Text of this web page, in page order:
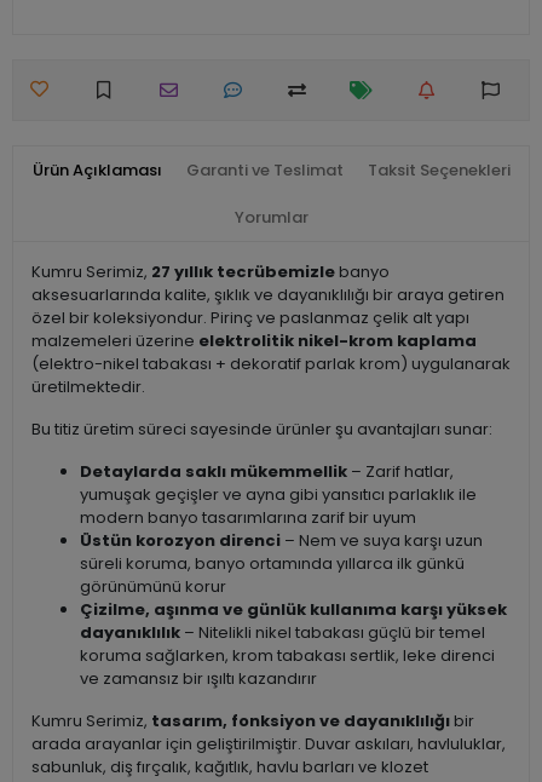
Ürün Açıklaması Garanti ve Teslimat Taksit Seçenekleri
Yorumlar
Kumru Serimiz, 27 yıllık tecrübemizle banyo
aksesuarlarında kalite, şıklık ve dayanıklılığı bir araya getiren
özel bir koleksiyondur. Pirinç ve paslanmaz çelik alt yapı
malzemeleri üzerine elektrolitik nikel-krom kaplama
(elektro-nikel tabakası + dekoratif parlak krom) uygulanarak
üretilmektedir.
Bu titiz üretim süreci sayesinde ürünler şu avantajları sunar:
Detaylarda saklı mükemmellik – Zarif hatlar,
yumuşak geçişler ve ayna gibi yansıtıcı parlaklık ile
modern banyo tasarımlarına zarif bir uyum
Üstün korozyon direnci – Nem ve suya karşı uzun
süreli koruma, banyo ortamında yıllarca ilk günkü
görünümünü korur
Çizilme, aşınma ve günlük kullanıma karşı yüksek
dayanıklılık – Nitelikli nikel tabakası güçlü bir temel
koruma sağlarken, krom tabakası sertlik, leke direnci
ve zamansız bir ışıltı kazandırır
Kumru Serimiz, tasarım, fonksiyon ve dayanıklılığı bir
arada arayanlar için geliştirilmiştir. Duvar askıları, havluluklar,
sabunluk, diş fırçalık, kağıtlık, havlu barları ve klozet